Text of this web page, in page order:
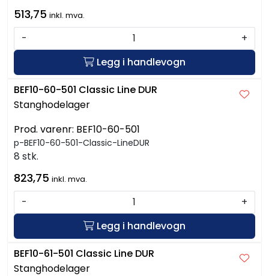
513,75 inkl. mva.
-
+
Legg i handlevogn
BEF10-60-501 Classic Line DUR
Stanghodelager
Prod. varenr: BEF10-60-501
p-BEF10-60-501-Classic-LineDUR
8 stk.
823,75 inkl. mva.
-
+
Legg i handlevogn
BEF10-61-501 Classic Line DUR
Stanghodelager